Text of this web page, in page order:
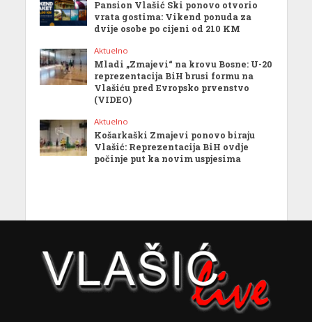
Pansion Vlašić Ski ponovo otvorio
vrata gostima: Vikend ponuda za
dvije osobe po cijeni od 210 KM
Aktuelno
Mladi „Zmajevi“ na krovu Bosne: U-20
reprezentacija BiH brusi formu na
Vlašiću pred Evropsko prvenstvo
(VIDEO)
Aktuelno
Košarkaški Zmajevi ponovo biraju
Vlašić: Reprezentacija BiH ovdje
počinje put ka novim uspjesima